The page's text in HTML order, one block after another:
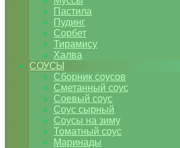
Пастила
Пудинг
Сорбет
Тирамису
Халва
СОУСЫ
Сборник соусов
Сметанный соус
Соевый соус
Соус сырный
Соусы на зиму
Томатный соус
Маринады